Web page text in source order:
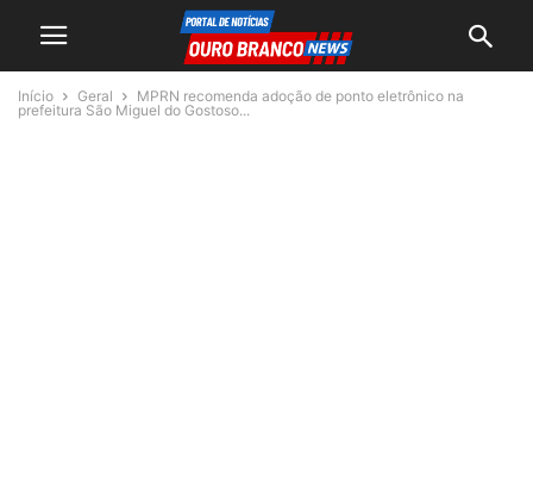
Início Geral
MPRN recomenda adoção de ponto eletrônico na
prefeitura São Miguel do Gostoso...